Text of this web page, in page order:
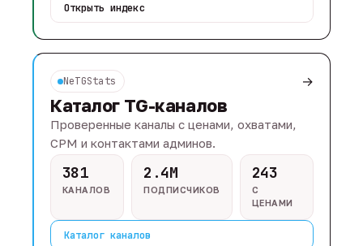
Открыть индекс
NeTGStats →
Каталог TG-каналов
Проверенные каналы с ценами, охватами,
CPM и контактами админов.
381
КАНАЛОВ
2.4M
ПОДПИСЧИКОВ
243
С
ЦЕНАМИ
Каталог каналов